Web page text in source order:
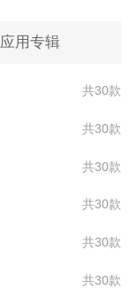
应用专辑
共30款
共30款
共30款
共30款
共30款
共30款